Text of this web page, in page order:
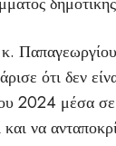
ότι δεν
2024 μέσα
να